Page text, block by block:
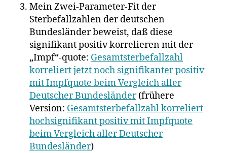
Mein Zwei-Parameter-Fit der
Sterbefallzahlen der deutschen
Bundesländer beweist, daß diese
signifikant positiv korrelieren mit der
„Impf“-quote: Gesamtsterbefallzahl
korreliert jetzt noch signifikanter positiv
mit Impfquote beim Vergleich aller
Deutscher Bundesländer(frühere
Version: Gesamtsterbefallzahl korreliert
hochsignifikant positiv mit Impfquote
beim Vergleich aller Deutscher
Bundesländer)